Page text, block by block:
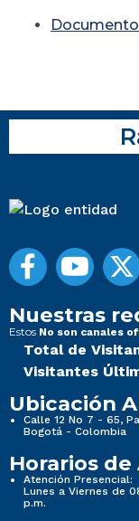
Nuestras
Estos No son canales
Total de
Visitantes
Ubicación
Calle 12 No 7 - 65,
Bogotá - Colombia
Horarios
Atención Presencial:
Lunes a Viernes de
p.m.